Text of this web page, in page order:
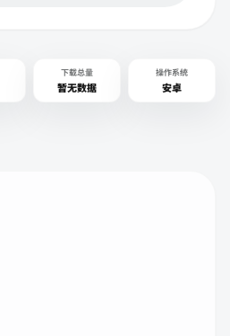
下载总量
暂无数据
操作系统
安卓